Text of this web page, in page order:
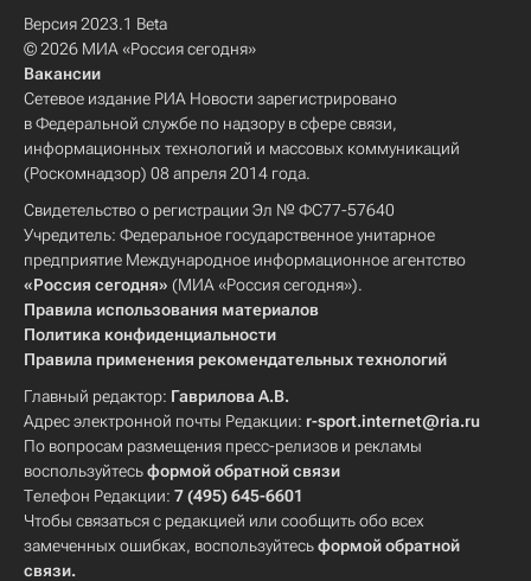
Версия 2023.1 Beta
© 2026 МИА «Россия сегодня»
Вакансии
Сетевое издание РИА Новости зарегистрировано
в Федеральной службе по надзору в сфере связи,
информационных технологий и массовых коммуникаций
(Роскомнадзор) 08 апреля 2014 года.
Свидетельство о регистрации Эл № ФС77-57640
Учредитель: Федеральное государственное унитарное
предприятие Международное информационное агентство
«Россия сегодня» (МИА «Россия сегодня»).
Правила использования материалов
Политика конфиденциальности
Правила применения рекомендательных технологий
Главный редактор: Гаврилова А.В.
Адрес электронной почты Редакции: r-sport.internet@ria.ru
По вопросам размещения пресс-релизов и рекламы
воспользуйтесьформой обратной связи
Телефон Редакции: 7 (495) 645-6601
Чтобы связаться с редакцией или сообщить обо всех
замеченных ошибках, воспользуйтесьформой обратной
связи.